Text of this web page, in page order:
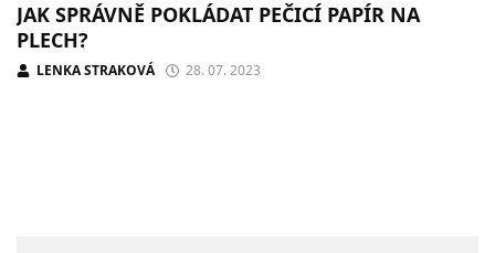
JAK SPRÁVNĚ POKLÁDAT PEČICÍ PAPÍR NA
PLECH?
LENKA STRAKOVÁ 28. 07. 2023